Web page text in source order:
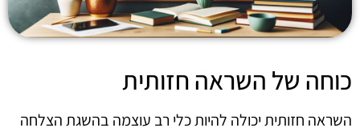
כוחה של השראה חזותית
השראה חזותית יכולה להיות כלי רב עוצמה בהשגת הצלחה